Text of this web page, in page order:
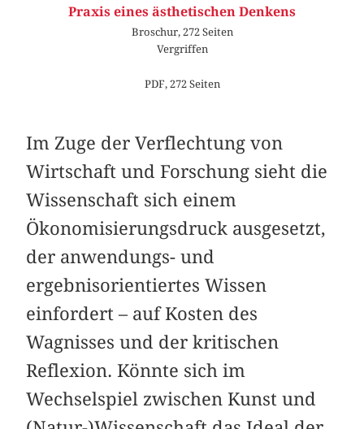
Praxis eines ästhetischen Denkens
Broschur, 272 Seiten
Vergriffen
PDF, 272 Seiten
Im Zuge der Verflechtung von
Wirtschaft und Forschung sieht die
Wissenschaft sich einem
Ökonomisierungsdruck ausgesetzt,
der anwendungs- und
ergebnisorientiertes Wissen
einfordert – auf Kosten des
Wagnisses und der kritischen
Reflexion. Könnte sich im
Wechselspiel zwischen Kunst und